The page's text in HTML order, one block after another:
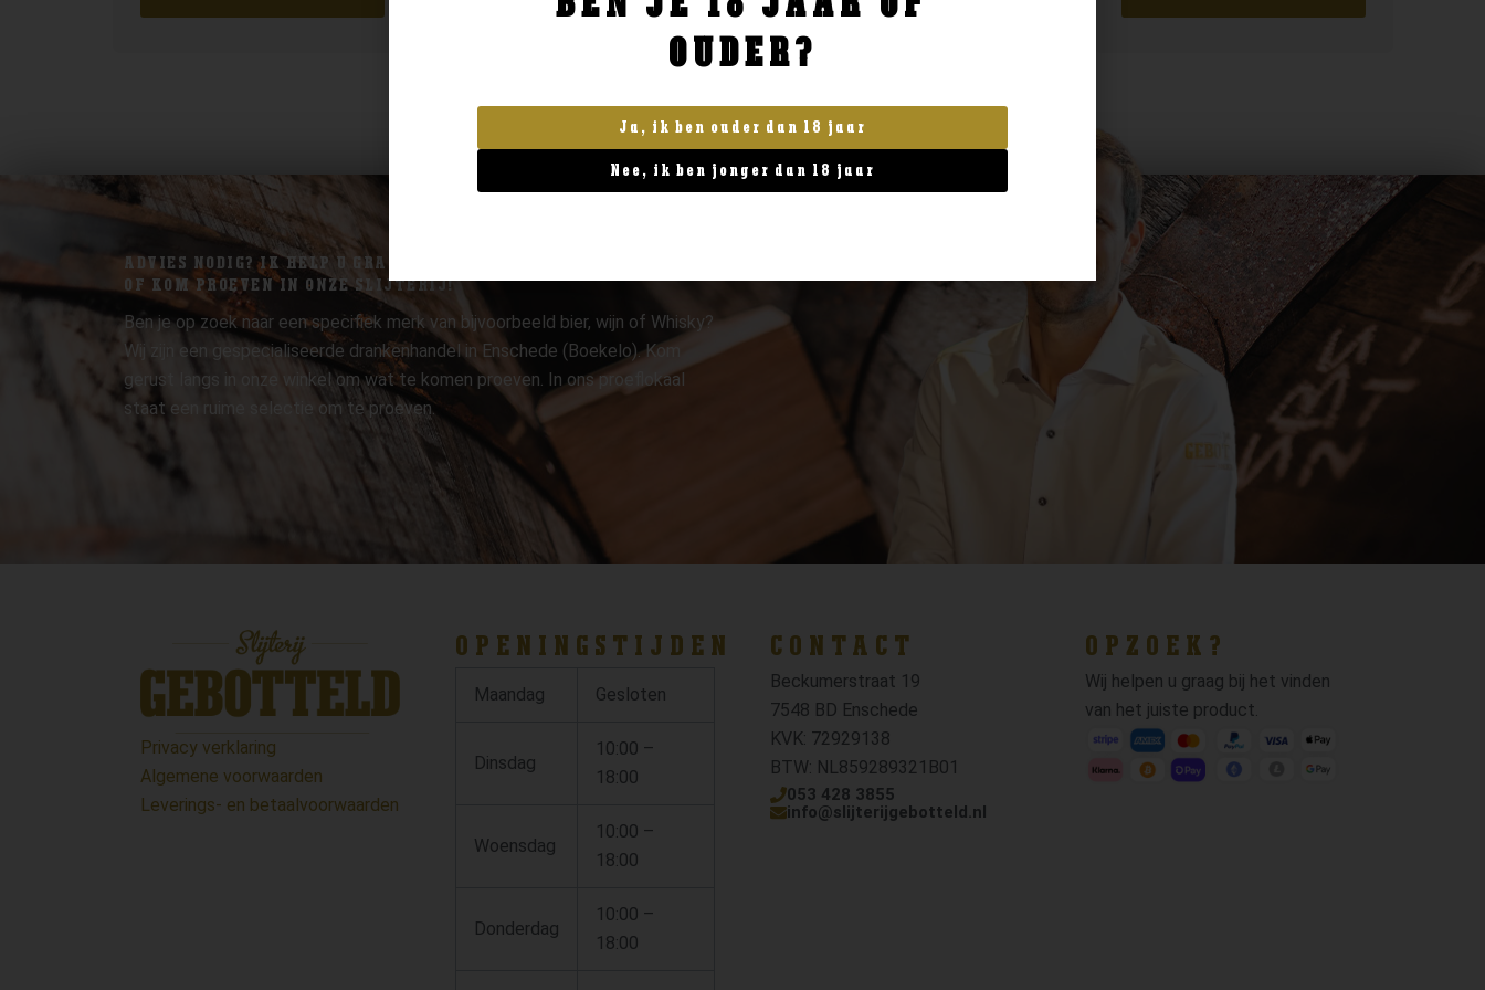
ADVIES NODIG? IK HELP U GRAAG.
OF KOM PROEVEN IN ONZE SLIJTERIJ!
Ben je op zoek naar een specifiek merk van bijvoorbeeld bier, wijn of Whisky?
Wij zijn een gespecialiseerde drankenhandel in Enschede (Boekelo). Kom
gerust langs in onze winkel om wat te komen proeven. In ons proeflokaal
staat een ruime selectie om te proeven.
Privacy verklaring
Algemene voorwaarden
Leverings- en betaalvoorwaarden
OPENINGSTIJDEN
Maandag Gesloten
Dinsdag
10:00 –
18:00
Woensdag
10:00 –
18:00
Donderdag
10:00 –
18:00
CONTACT
Beckumerstraat 19
7548 BD Enschede
KVK: 72929138
BTW: NL859289321B01
053 428 3855
info@slijterijgebotteld.nl
OPZOEK?
Wij helpen u graag bij het vinden
van het juiste product.
OUDER?
Ja, ik ben ouder dan 18 jaar
Nee, ik ben jonger dan 18 jaar